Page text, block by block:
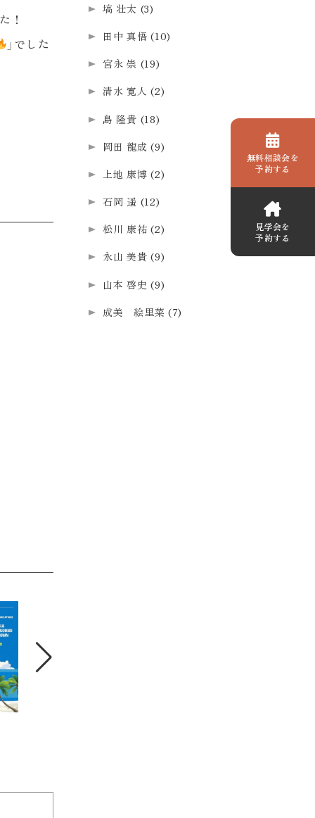
！
」でした
塙 壮太 (3)
田中 真悟 (10)
宮永 崇 (19)
清水 寛人 (2)
島 隆貴 (18)
岡田 龍成 (9)
上地 康博 (2)
石岡 遥 (12)
松川 康祐 (2)
永山 美貴 (9)
山本 啓史 (9)
成美 絵里菜 (7)
無料相談会を
予約する
見学会を
予約する